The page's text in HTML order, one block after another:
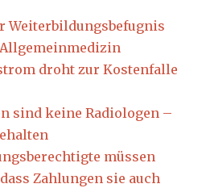
Weiterbildungsbefugnis
droht zur Kostenfalle
sind keine Radiologen –
müssen
Zahlungen sie auch